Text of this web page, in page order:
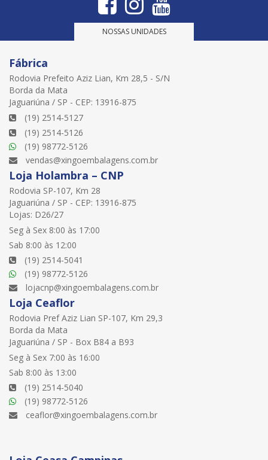
NOSSAS UNIDADES
Fábrica
Rodovia Prefeito Aziz Lian, Km 28,5 - S/N
Borda da Mata
Jaguariúna / SP - CEP: 13916-875
(19) 2514-5127
(19) 2514-5126
(19) 98772-5126
vendas@xingoembalagens.com.br
Loja Holambra – CNP
Rodovia SP-107, Km 28
Jaguariúna / SP - CEP: 13916-875
Lojas: D26/27
Seg à Sex 8:00 às 17:00
Sab 8:00 às 12:00
(19) 2514-5041
(19) 98772-5126
lojacnp@xingoembalagens.com.br
Loja Ceaflor
Rodovia Pref Aziz Lian SP-107, Km 29,3
Borda da Mata
Jaguariúna / SP - Box B84 a B93
Seg à Sex 7:00 às 16:00
Sab 8:00 às 13:00
(19) 2514-5040
(19) 98772-5126
ceaflor@xingoembalagens.com.br